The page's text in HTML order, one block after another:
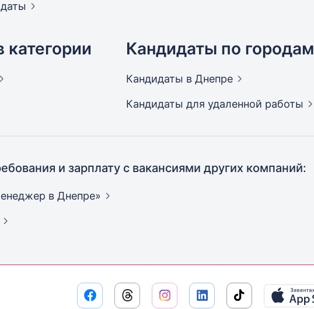
категории Кандидаты по городам
Кандидаты в Днепре
Кандидаты для удаленной работы
и зарплату с вакансиями других компаний:
в Днепре»